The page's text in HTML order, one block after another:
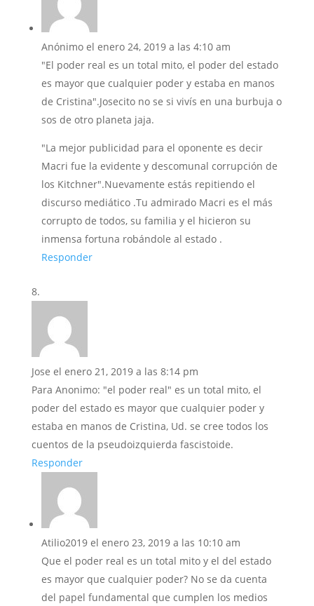
Anónimo el enero 24, 2019 a las 4:10 am
"El poder real es un total mito, el poder del estado
es mayor que cualquier poder y estaba en manos
de Cristina".Josecito no se si vivís en una burbuja o
sos de otro planeta jaja.
"La mejor publicidad para el oponente es decir
Macri fue la evidente y descomunal corrupción de
los Kitchner".Nuevamente estás repitiendo el
discurso mediático .Tu admirado Macri es el más
corrupto de todos, su familia y el hicieron su
inmensa fortuna robándole al estado .
Responder
Jose el enero 21, 2019 a las 8:14 pm
Para Anonimo: "el poder real" es un total mito, el
poder del estado es mayor que cualquier poder y
estaba en manos de Cristina, Ud. se cree todos los
cuentos de la pseudoizquierda fascistoide.
Responder
Atilio2019 el enero 23, 2019 a las 10:10 am
Que el poder real es un total mito y el del estado
es mayor que cualquier poder? No se da cuenta
del papel fundamental que cumplen los medios